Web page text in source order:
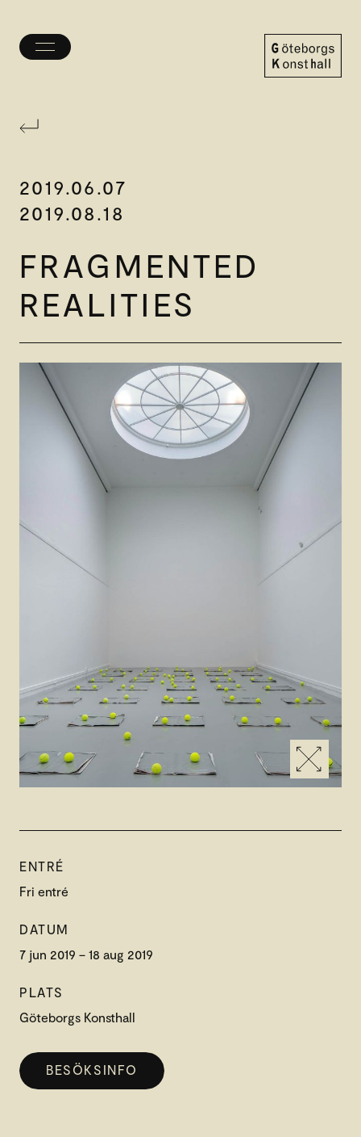
Öppna/stäng
2019.06.07
2019.08.18
FRAGMENTED
REALITIES
ENTRÉ
Fri entré
DATUM
7 jun 2019 – 18 aug 2019
PLATS
Göteborgs Konsthall
BESÖKSINFO